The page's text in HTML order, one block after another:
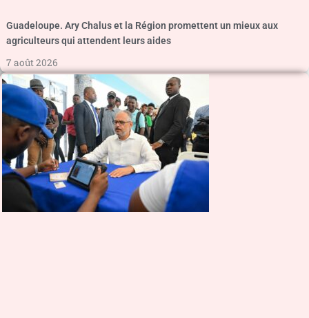
Guadeloupe. Ary Chalus et la Région promettent un mieux aux
agriculteurs qui attendent leurs aides
7 août 2026